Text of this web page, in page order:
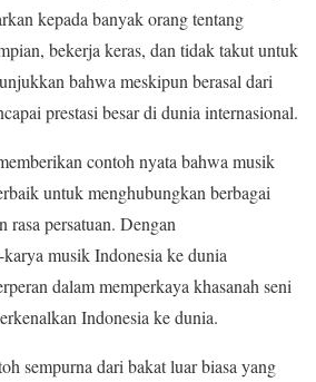
kepada banyak orang tentang
bekerja keras, dan tidak takut untuk
bahwa meskipun berasal dari
prestasi besar di dunia internasional.
contoh nyata bahwa musik
untuk menghubungkan berbagai
rasa persatuan. Dengan
musik Indonesia ke dunia
dalam memperkaya khasanah seni
Indonesia ke dunia.
sempurna dari bakat luar biasa yang